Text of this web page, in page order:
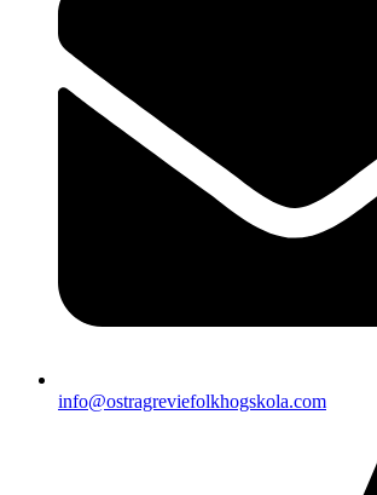
info@ostragreviefolkhogskola.com